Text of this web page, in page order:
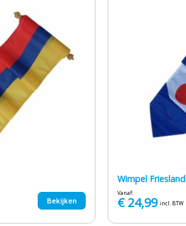
Bekijken
Wimpel Friesland
Vanaf:
€24,99 incl. BTW